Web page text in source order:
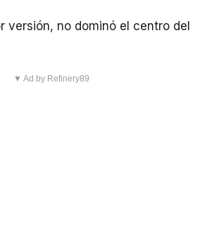
versión, no dominó el centro del
▼ Ad by Refinery89